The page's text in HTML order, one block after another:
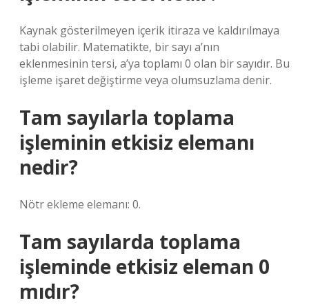
Kaynak gösterilmeyen içerik itiraza ve kaldırılmaya
tabi olabilir. Matematikte, bir sayı a’nın
eklenmesinin tersi, a’ya toplamı 0 olan bir sayıdır. Bu
işleme işaret değiştirme veya olumsuzlama denir.
Tam sayılarla toplama
işleminin etkisiz elemanı
nedir?
Nötr ekleme elemanı: 0.
Tam sayılarda toplama
işleminde etkisiz eleman 0
mıdır?